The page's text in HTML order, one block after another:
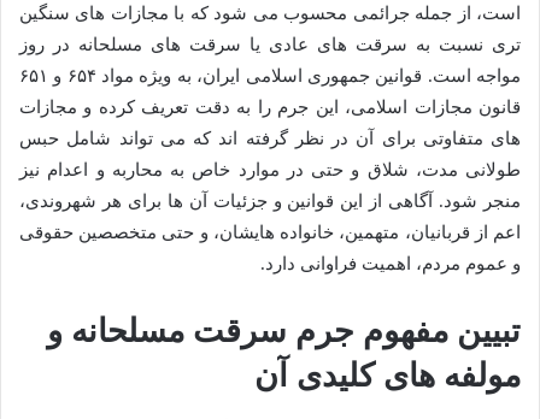
است، از جمله جرائمی محسوب می شود که با مجازات های سنگین
تری نسبت به سرقت های عادی یا سرقت های مسلحانه در روز
مواجه است. قوانین جمهوری اسلامی ایران، به ویژه مواد ۶۵۴ و ۶۵۱
قانون مجازات اسلامی، این جرم را به دقت تعریف کرده و مجازات
های متفاوتی برای آن در نظر گرفته اند که می تواند شامل حبس
طولانی مدت، شلاق و حتی در موارد خاص به محاربه و اعدام نیز
منجر شود. آگاهی از این قوانین و جزئیات آن ها برای هر شهروندی،
اعم از قربانیان، متهمین، خانواده هایشان، و حتی متخصصین حقوقی
و عموم مردم، اهمیت فراوانی دارد.
تبیین مفهوم جرم سرقت مسلحانه و
مولفه های کلیدی آن